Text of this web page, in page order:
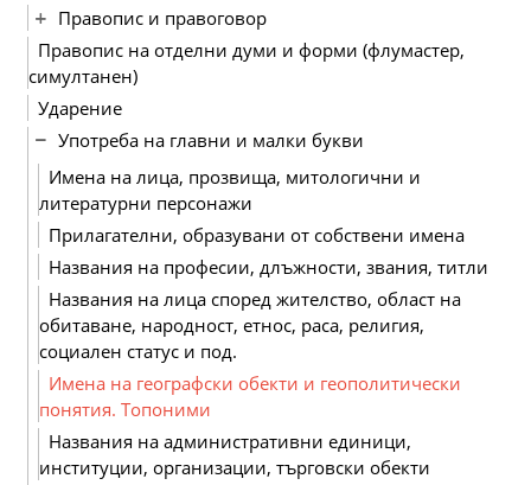
Правопис и правоговор
Правопис на отделни думи и форми (флумастер,
симултанен)
Ударение
Употреба на главни и малки букви
Имена на лица, прозвища, митологични и
литературни персонажи
Прилагателни, образувани от собствени имена
Названия на професии, длъжности, звания, титли
Названия на лица според жителство, област на
обитаване, народност, етнос, раса, религия,
социален статус и под.
Имена на географски обекти и геополитически
понятия. Топоними
Названия на административни единици,
институции, организации, търговски обекти